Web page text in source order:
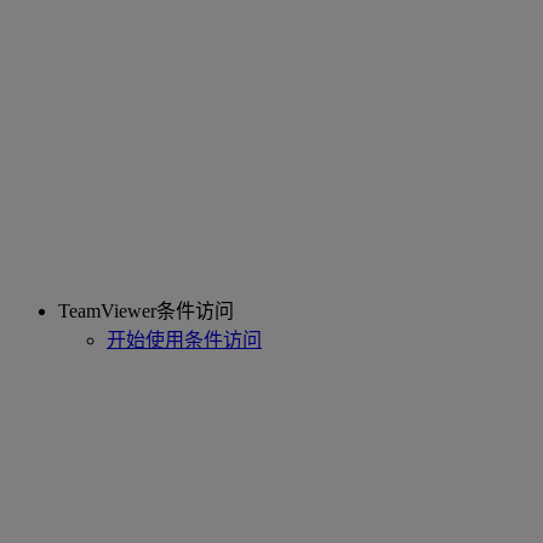
TeamViewer条件访问
开始使用条件访问